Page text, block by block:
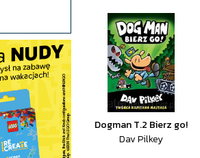
Dogman T.2 Bierz go!
Dav Pilkey